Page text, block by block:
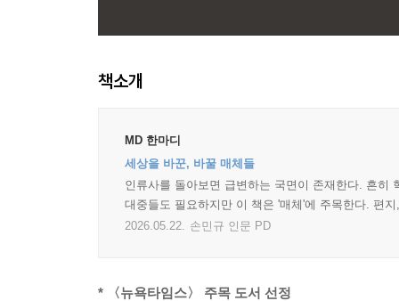
책소개
MD 한마디
세상을 바꾼, 바꿀 매체들
인류사를 돌아보면 급변하는 국면이 존재한다. 흔히
대중들도 필요하지만 이 책은 '매체'에 주목한다. 편
2026.05.22. 손민규 인문 PD
* 〈뉴욕타임스〉 주목 도서 선정